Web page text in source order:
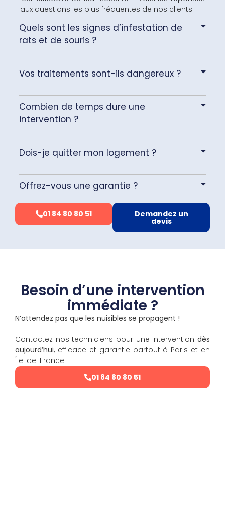
aux questions les plus fréquentes de nos clients.
Quels sont les signes d’infestation de
rats et de souris ?
Vos traitements sont-ils dangereux ?
Combien de temps dure une
intervention ?
Dois-je quitter mon logement ?
Offrez-vous une garantie ?
01 84 80 80 51 Demandez un
devis
Besoin d’une intervention
immédiate ?
N’attendez pas que les nuisibles se propagent !
Contactez nos techniciens pour une intervention dès
aujourd’hui, efficace et garantie partout à Paris et en
Île-de-France.
01 84 80 80 51